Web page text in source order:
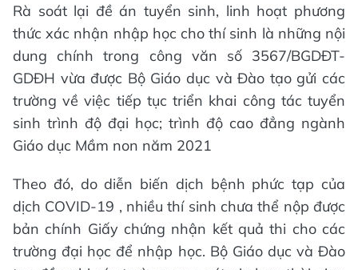
Rà soát lại đề án tuyển sinh, linh hoạt phương
thức xác nhận nhập học cho thí sinh là những nội
dung chính trong công văn số 3567/BGDĐT-
GDĐH vừa được Bộ Giáo dục và Đào tạo gửi các
trường về việc tiếp tục triển khai công tác tuyển
sinh trình độ đại học; trình độ cao đẳng ngành
Giáo dục Mầm non năm 2021
Theo đó, do diễn biến dịch bệnh phức tạp của
dịch COVID-19 , nhiều thí sinh chưa thể nộp được
bản chính Giấy chứng nhận kết quả thi cho các
trường đại học để nhập học. Bộ Giáo dục và Đào